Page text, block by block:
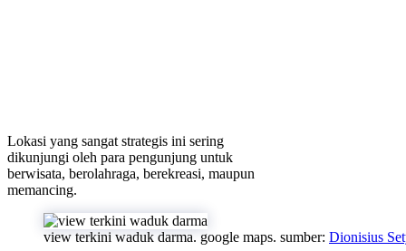
Lokasi yang sangat strategis ini sering
dikunjungi oleh para pengunjung untuk
berwisata, berolahraga, berekreasi, maupun
memancing.
view terkini waduk darma. google maps. sumber: Dionisius